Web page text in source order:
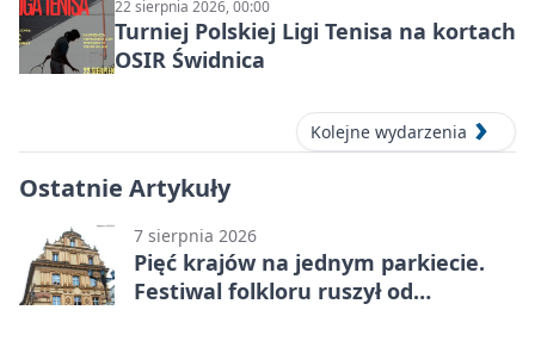
22 sierpnia 2026, 00:00
Turniej Polskiej Ligi Tenisa na kortach
OSIR Świdnica
Kolejne wydarzenia
Ostatnie Artykuły
7 sierpnia 2026
Pięć krajów na jednym parkiecie.
Festiwal folkloru ruszył od